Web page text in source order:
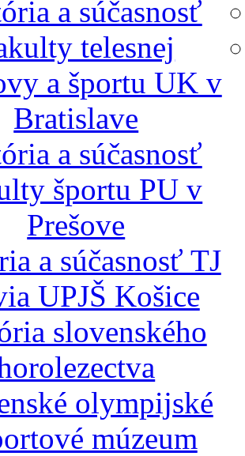
a súčasnosť
telesnej
a športu UK v
Bratislave
a súčasnosť
športu PU v
Prešove
a súčasnosť TJ
UPJŠ Košice
slovenského
olympijské
múzeum